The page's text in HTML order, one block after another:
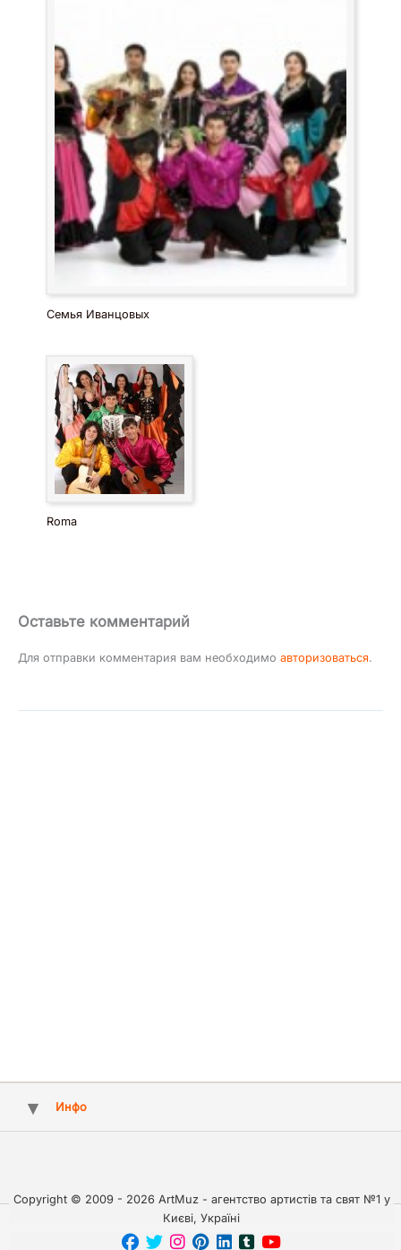
Семья Иванцовых
Roma
Оставьте комментарий
Для отправки комментария вам необходимо авторизоваться.
Инфо
Copyright © 2009 - 2026 ArtMuz - агентство артистів та свят №1 у
Києві, Україні